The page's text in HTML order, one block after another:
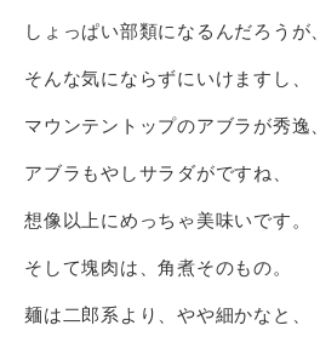
しょっぱい部類になるんだろうが、
そんな気にならずにいけますし、
マウンテントップのアブラが秀逸、
アブラもやしサラダがですね、
想像以上にめっちゃ美味いです。
そして塊肉は、角煮そのもの。
麺は二郎系より、やや細かなと、